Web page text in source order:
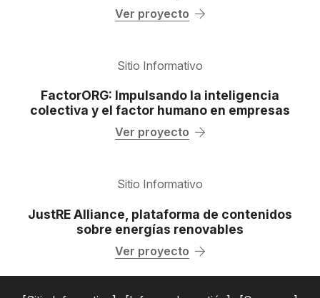
Ver proyecto
Sitio Informativo
FactorORG: Impulsando la inteligencia
colectiva y el factor humano en empresas
Ver proyecto
Sitio Informativo
JustRE Alliance, plataforma de contenidos
sobre energías renovables
Ver proyecto